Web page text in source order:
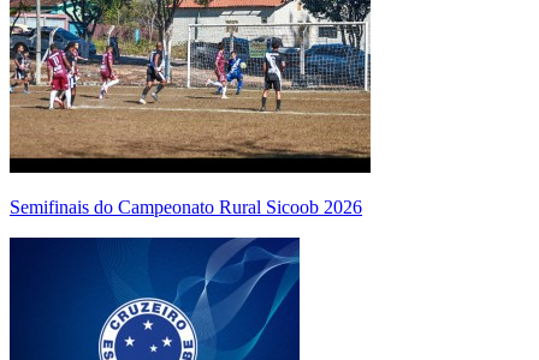
Semifinais do Campeonato Rural Sicoob 2026